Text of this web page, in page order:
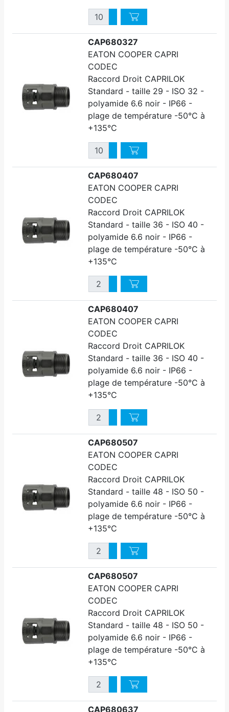
QuantitéAugmenter quantité
Diminuer quantité
CAP680327
EATON COOPER CAPRI
CODEC
Raccord Droit CAPRILOK
Standard - taille 29 - ISO 32 -
polyamide 6.6 noir - IP66 -
plage de température -50°C à
+135°C
QuantitéAugmenter quantité
Diminuer quantité
CAP680407
EATON COOPER CAPRI
CODEC
Raccord Droit CAPRILOK
Standard - taille 36 - ISO 40 -
polyamide 6.6 noir - IP66 -
plage de température -50°C à
+135°C
QuantitéAugmenter quantité
Diminuer quantité
CAP680407
EATON COOPER CAPRI
CODEC
Raccord Droit CAPRILOK
Standard - taille 36 - ISO 40 -
polyamide 6.6 noir - IP66 -
plage de température -50°C à
+135°C
QuantitéAugmenter quantité
Diminuer quantité
CAP680507
EATON COOPER CAPRI
CODEC
Raccord Droit CAPRILOK
Standard - taille 48 - ISO 50 -
polyamide 6.6 noir - IP66 -
plage de température -50°C à
+135°C
QuantitéAugmenter quantité
Diminuer quantité
CAP680507
EATON COOPER CAPRI
CODEC
Raccord Droit CAPRILOK
Standard - taille 48 - ISO 50 -
polyamide 6.6 noir - IP66 -
plage de température -50°C à
+135°C
QuantitéAugmenter quantité
Diminuer quantité
CAP680637